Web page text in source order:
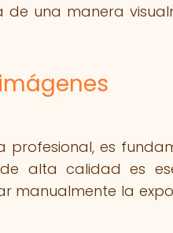
una manera
es
alta calidad es
manualmente la